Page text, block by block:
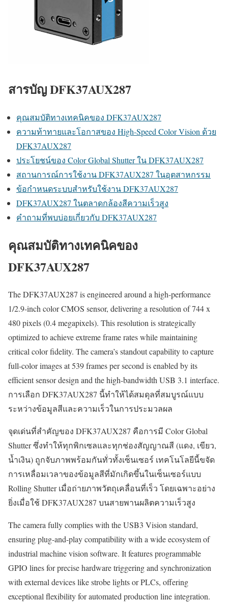
สารบัญ DFK37AUX287
คุณสมบัติทางเทคนิคของ DFK37AUX287
ความท้าทายและโอกาสของ High-Speed Color Vision ด้วย
DFK37AUX287
ประโยชน์ของ Color Global Shutter ใน DFK37AUX287
สถานการณ์การใช้งาน DFK37AUX287 ในอุตสาหกรรม
ข้อกำหนดระบบสำหรับใช้งาน DFK37AUX287
DFK37AUX287 ในตลาดกล้องสีความเร็วสูง
คำถามที่พบบ่อยเกี่ยวกับ DFK37AUX287
คุณสมบัติทางเทคนิคของ
DFK37AUX287
The DFK37AUX287 is engineered around a high-performance
1/2.9-inch color CMOS sensor, delivering a resolution of 744 x
480 pixels (0.4 megapixels). This resolution is strategically
optimized to achieve extreme frame rates while maintaining
critical color fidelity. The camera’s standout capability to capture
full-color images at 539 frames per second is enabled by its
efficient sensor design and the high-bandwidth USB 3.1 interface.
การเลือก DFK37AUX287 นี้ทำให้ได้สมดุลที่สมบูรณ์แบบ
ระหว่างข้อมูลสีและความเร็วในการประมวลผล
จุดเด่นที่สำคัญของ DFK37AUX287 คือการมี Color Global
Shutter ซึ่งทำให้ทุกพิกเซลและทุกช่องสัญญาณสี (แดง, เขียว,
น้ำเงิน) ถูกจับภาพพร้อมกันทั่วทั้งเซ็นเซอร์ เทคโนโลยีนี้ขจัด
การเหลื่อมเวลาของข้อมูลสีที่มักเกิดขึ้นในเซ็นเซอร์แบบ
Rolling Shutter เมื่อถ่ายภาพวัตถุเคลื่อนที่เร็ว โดยเฉพาะอย่าง
ยิ่งเมื่อใช้ DFK37AUX287 บนสายพานผลิตความเร็วสูง
The camera fully complies with the USB3 Vision standard,
ensuring plug-and-play compatibility with a wide ecosystem of
industrial machine vision software. It features programmable
GPIO lines for precise hardware triggering and synchronization
with external devices like strobe lights or PLCs, offering
exceptional flexibility for automated production line integration.